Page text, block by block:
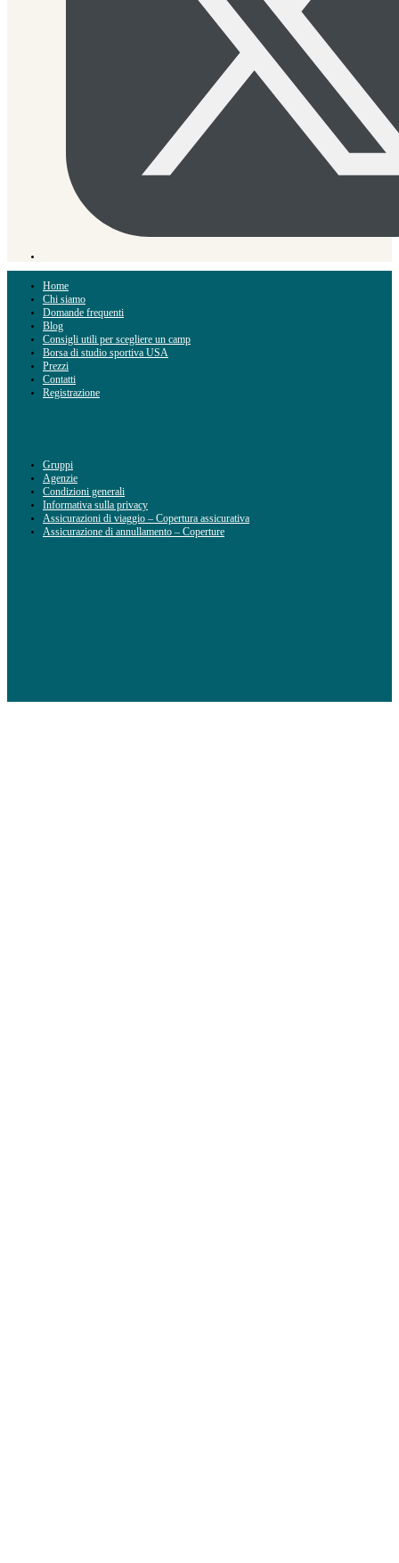
Home
Chi siamo
Domande frequenti
Blog
Consigli utili per scegliere un camp
Borsa di studio sportiva USA
Prezzi
Contatti
Registrazione
Gruppi
Agenzie
Condizioni generali
Informativa sulla privacy
Assicurazioni di viaggio – Copertura assicurativa
Assicurazione di annullamento – Coperture